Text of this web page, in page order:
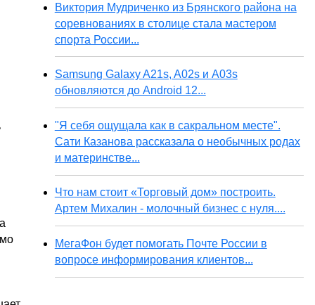
Виктория Мудриченко из Брянского района на
соревнованиях в столице стала мастером
спорта России...
Samsung Galaxy A21s, A02s и A03s
обновляются до Android 12...
"Я себя ощущала как в сакральном месте".
Сати Казанова рассказала о необычных родах
и материнстве...
Что нам стоит «Торговый дом» построить.
Артем Михалин - молочный бизнес с нуля....
МегаФон будет помогать Почте России в
вопросе информирования клиентов...